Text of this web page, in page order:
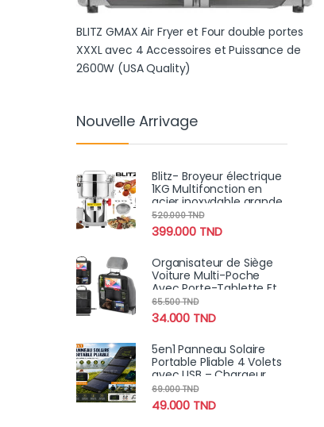
BLITZ GMAX Air Fryer et Four double portes
XXXL avec 4 Accessoires et Puissance de
2600W (USA Quality)
Nouvelle Arrivage
Blitz- Broyeur électrique
1KG Multifonction en
acier inoxydable grande
vitesse 3000W moteur
en cuivre
399.000 TND
520.000TND
Organisateur de Siège
Voiture Multi-Poche
Avec Porte-Tablette Et
Espaces de Stockage
Multiples
34.000 TND
65.500TND
5en1 Panneau Solaire
Portable Pliable 4 Volets
avec USB – Chargeur
Solaire Haute Puissance
49.000 TND
69.000TND